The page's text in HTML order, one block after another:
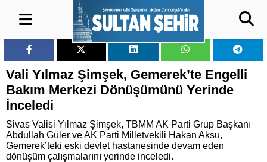
Vali Yılmaz Şimşek, Gemerek’te Engelli
Bakım Merkezi Dönüşümünü Yerinde
İnceledi
Sivas Valisi Yılmaz Şimşek, TBMM AK Parti Grup Başkanı
Abdullah Güler ve AK Parti Milletvekili Hakan Aksu,
Gemerek’teki eski devlet hastanesinde devam eden
dönüşüm çalışmalarını yerinde inceledi.